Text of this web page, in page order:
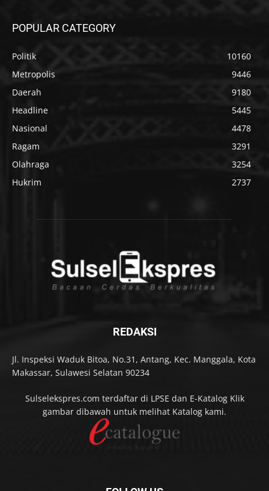
POPULAR CATEGORY
Politik
10160
Metropolis
9446
Daerah
9180
Headline
5445
Nasional
4478
Ragam
3291
Olahraga
3254
Hukrim
2737
REDAKSI
Jl. Inspeksi Waduk Bitoa, No.31, Antang, Kec. Manggala, Kota
Makassar, Sulawesi Selatan 90234
Sulselekspres.com terdaftar di LPSE dan E-Katalog Klik
gambar dibawah untuk melihat Katalog kami.